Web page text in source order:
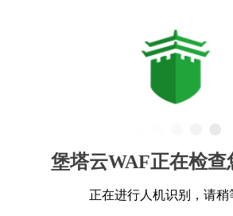
堡塔云WAF正在检查
正在进行人机识别，请稍